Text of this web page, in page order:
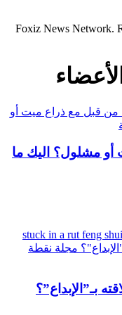
© 2022 Foxiz News
مشلول؟ اليك ما
بـ”الإبداع”؟